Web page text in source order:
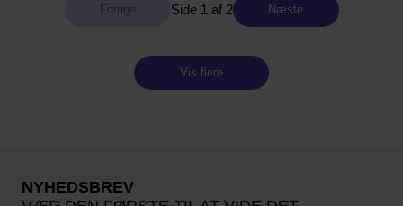
Side 1 af 2 Næste
Vis flere
NYHEDSBREV